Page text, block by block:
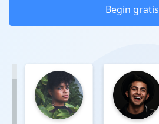
Begin gratis